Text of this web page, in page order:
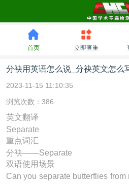
首页 立即查重
分袂用英语怎么说_分袂英文怎么
2023-11-15 11:10:35
浏览次数：386
英文翻译
Separate
重点词汇
分袂───Separate
双语使用场景
Can you separate butterflies